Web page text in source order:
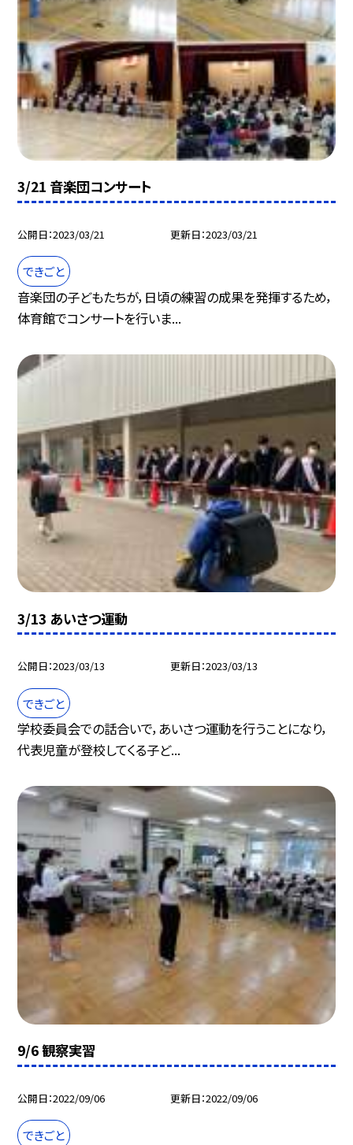
3/21 音楽団コンサート
公開日 2023/03/21 更新日 2023/03/21
できごと
音楽団の子どもたちが，日頃の練習の成果を発揮するため，
体育館でコンサートを行いま...
3/13 あいさつ運動
公開日 2023/03/13 更新日 2023/03/13
できごと
学校委員会での話合いで，あいさつ運動を行うことになり，
代表児童が登校してくる子ど...
9/6 観察実習
公開日 2022/09/06 更新日 2022/09/06
できごと